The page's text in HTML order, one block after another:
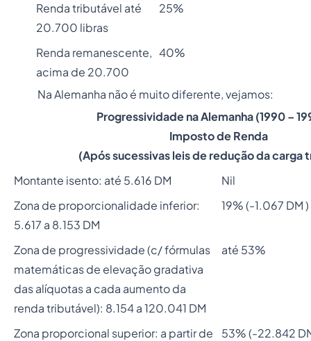
Renda tributável até
20.700 libras
25%
Renda remanescente,
acima de 20.700
40%
Na Alemanha não é muito diferente, vejamos:
Progressividade na Alemanha (1990 –
Imposto de Renda
(Após sucessivas leis de redução da carga
Montante isento: até 5.616 DM
Nil
Zona de proporcionalidade inferior:
5.617 a 8.153 DM
19% (-1.067 DM )
Zona de progressividade (c/ fórmulas
matemáticas de elevação gradativa
das alíquotas a cada aumento da
renda tributável): 8.154 a 120.041 DM
até 53%
Zona proporcional superior: a partir de
53% (-22.842